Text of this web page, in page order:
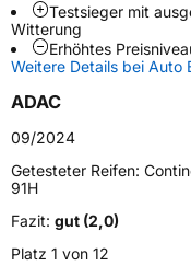
Weitere
SchlauchtypTL
Zustand
M+SJa
Elektro
EU Label
Testsieger mit
Witterung
Erhöhtes
Weitere Details bei Auto
ADAC
09/2024
Getesteter Reifen:
91H
Fazit: gut (2,0)
Platz 1 von 12